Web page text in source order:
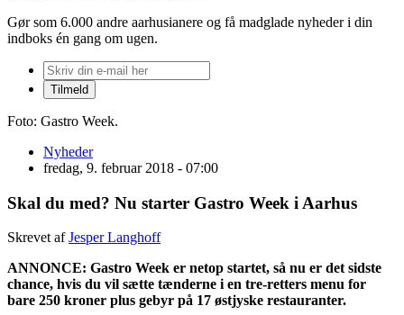
Gør som 6.000 andre aarhusianere og få madglade nyheder i din
indboks én gang om ugen.
Foto: Gastro Week.
Nyheder
fredag, 9. februar 2018 - 07:00
Skal du med? Nu starter Gastro Week i Aarhus
Skrevet afJesper Langhoff
ANNONCE: Gastro Week er netop startet, så nu er det sidste
chance, hvis du vil sætte tænderne i en tre-retters menu for
bare 250 kroner plus gebyr på 17 østjyske restauranter.